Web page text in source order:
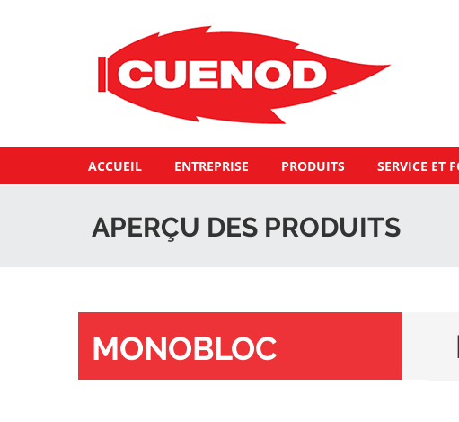
ACCUEIL ENTREPRISE PRODUITS SERVICE ET
APERÇU DES PRODUITS
MONOBLOC